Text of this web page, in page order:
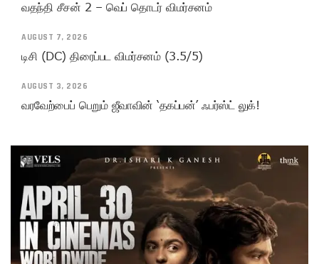
வதந்தி சீசன் 2 – வெப் தொடர் விமர்சனம்
AUGUST 7, 2026
டிசி (DC) திரைப்பட விமர்சனம் (3.5/5)
AUGUST 3, 2026
வரவேற்பைப் பெறும் ஜீவாவின் ‘தகப்பன்’ ஃபர்ஸ்ட் லுக்!